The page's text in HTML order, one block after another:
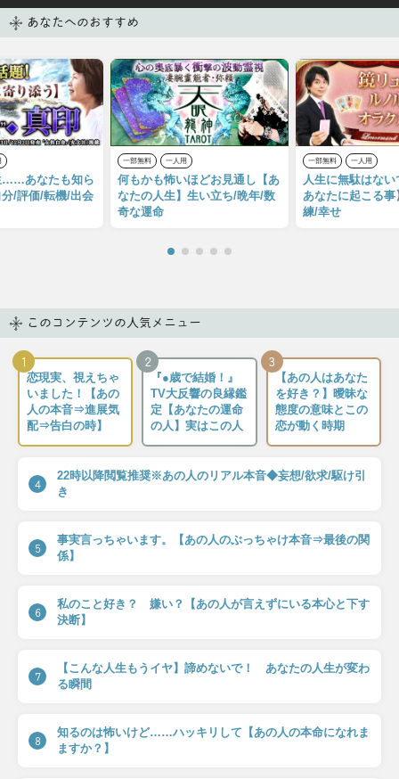
あなたへのおすすめ
……あなたも知ら
/評価/転機/出会
一部無料 一人用
何もかも怖いほどお見通し【あ
なたの人生】生い立ち/晩年/数
奇な運命
一部無料 一人用
人生に無駄はな
あなたに起こる
練/幸せ
このコンテンツの人気メニュー
1
恋現実、視えちゃ
いました！【あの
人の本音⇒進展気
配⇒告白の時】
2
『●歳で結婚！』
TV大反響の良縁鑑
定【あなたの運命
の人】実はこの人
3
【あの人はあなた
を好き？】曖昧な
態度の意味とこの
恋が動く時期
4
22時以降閲覧推奨※あの人のリアル本音◆妄想/欲求/駆け引
き
5
事実言っちゃいます。【あの人のぶっちゃけ本音⇒最後の関
係】
6
私のこと好き？ 嫌い？【あの人が言えずにいる本心と下す
決断】
7
【こんな人生もうイヤ】諦めないで！ あなたの人生が変わ
る瞬間
8
知るのは怖いけど……ハッキリして【あの人の本命になれま
ますか？】